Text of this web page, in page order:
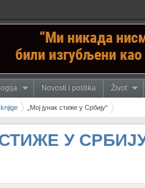
Novosti i politika Život
„Мој јунак стиже у Србију“
У